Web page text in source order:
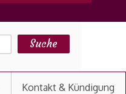
Kontakt & Kündigung